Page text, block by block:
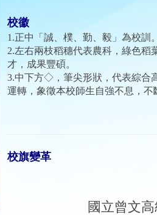
校徽
1.正中「誠、樸、勤、毅」為校訓。
2.左右兩枝稻穗代表農科，綠色稻
才，成果豐碩。
3.中下方◇ ，筆尖形狀，代表綜
運轉，象徵本校師生自強不息，不
校旗變革
國立曾文高級農